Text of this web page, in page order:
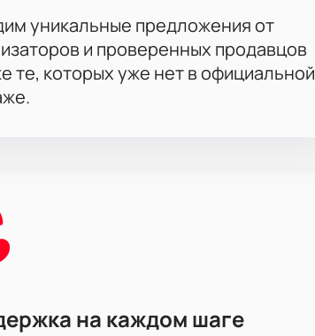
уникальные предложения от
и проверенных продавцов
те, которых уже нет в официальной
на каждом шаге